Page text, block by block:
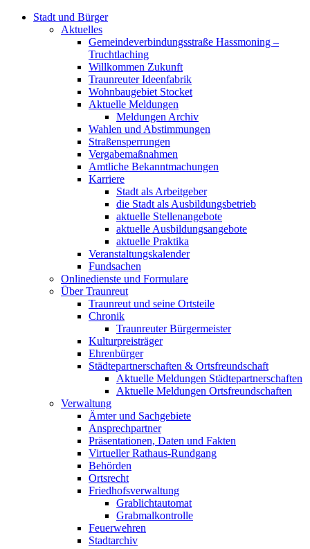
Stadt und Bürger
Aktuelles
Gemeindeverbindungsstraße Hassmoning –
Truchtlaching
Willkommen Zukunft
Traunreuter Ideenfabrik
Wohnbaugebiet Stocket
Aktuelle Meldungen
Meldungen Archiv
Wahlen und Abstimmungen
Straßensperrungen
Vergabemaßnahmen
Amtliche Bekanntmachungen
Karriere
Stadt als Arbeitgeber
die Stadt als Ausbildungsbetrieb
aktuelle Stellenangebote
aktuelle Ausbildungsangebote
aktuelle Praktika
Veranstaltungskalender
Fundsachen
Onlinedienste und Formulare
Über Traunreut
Traunreut und seine Ortsteile
Chronik
Traunreuter Bürgermeister
Kulturpreisträger
Ehrenbürger
Städtepartnerschaften & Ortsfreundschaft
Aktuelle Meldungen Städtepartnerschaften
Aktuelle Meldungen Ortsfreundschaften
Verwaltung
Ämter und Sachgebiete
Ansprechpartner
Präsentationen, Daten und Fakten
Virtueller Rathaus-Rundgang
Behörden
Ortsrecht
Friedhofsverwaltung
Grablichtautomat
Grabmalkontrolle
Feuerwehren
Stadtarchiv